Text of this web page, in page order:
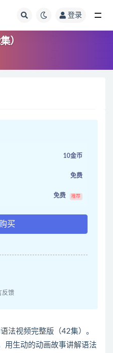
登录
）
10金币
免费
免费 推荐
买
反馈
法视频完整版（42集）。
用生动的动画故事讲解语法